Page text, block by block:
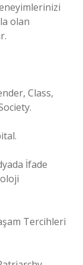
olan
Class,
İfade
Tercihleri